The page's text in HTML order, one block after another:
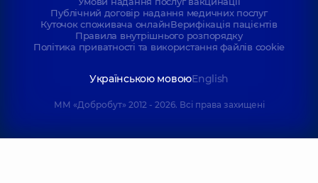
Публічний договір надання медичних послуг
Куточок споживача онлайнВерифікація пацієнтів
Правила внутрішнього розпорядку
Політика приватності та використання файлів cookie
Українською мовоюEnglish
ММ «Добробут» 2012 - 2026. Всі права захищені